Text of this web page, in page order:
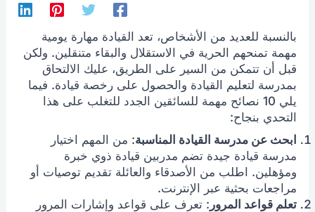
بالنسبة للعديد من الأشخاص، تعد القيادة مهارة يومية
مهمة تمنحهم الحرية في الاستقلال والبقاء متنقلين. ولكن
قبل أن تتمكن من السير على الطريق، عليك الالتحاق
بمدرسة لتعليم القيادة والحصول على رخصة قيادة. فيما
يلي 10 نصائح مهمة للسائقين الجدد للتغلب على هذا
التحدي بنجاح:
ابحث عن مدرسة القيادة المناسبة: من المهم اختيار
مدرسة قيادة جيدة تضم مدربين قيادة ذوي خبرة
ومؤهلين. اطلب من الأصدقاء والعائلة تقديم توصيات أو
مراجعات بحثية عبر الإنترنت.
تعلم قواعد المرور : تعرف على قواعد وإشارات المرور